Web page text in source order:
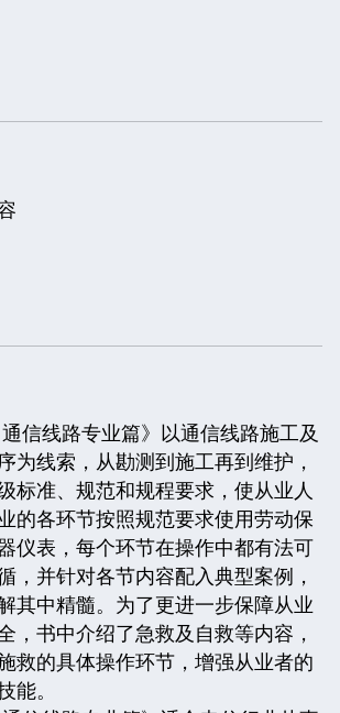
通信线路专业篇》以通信线路施工及
为线索，从勘测到施工再到维护，
标准、规范和规程要求，使从业人
的各环节按照规范要求使用劳动保
仪表，每个环节在操作中都有法可
，并针对各节内容配入典型案例，
其中精髓。为了更进一步保障从业
，书中介绍了急救及自救等内容，
救的具体操作环节，增强从业者的
能。